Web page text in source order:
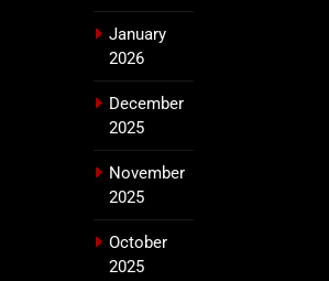
January
2026
December
2025
November
2025
October
2025